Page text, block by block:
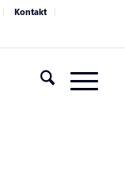
Kontakt